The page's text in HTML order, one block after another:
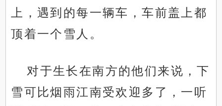
上，遇到的每一辆车，车前盖上都
顶着一个雪人。
对于生长在南方的他们来说，下
雪可比烟雨江南受欢迎多了，一听